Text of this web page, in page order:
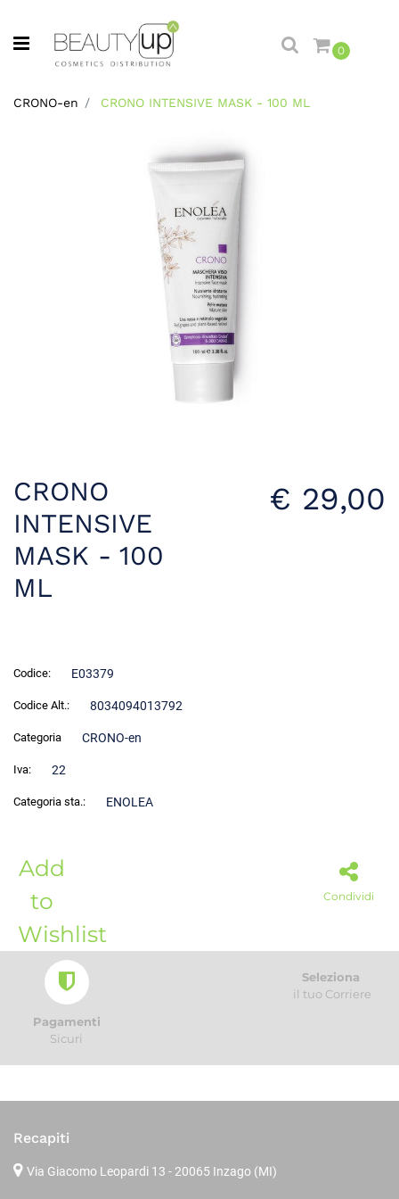
Open menu
0
CRONO-en CRONO INTENSIVE MASK - 100 ML
CRONO
INTENSIVE
MASK - 100
ML
€ 29,00
Codice: E03379
Codice Alt.: 8034094013792
Categoria CRONO-en
Iva: 22
Categoria sta.: ENOLEA
Add
to
Wishlist
Condividi
Pagamenti
Sicuri
Seleziona
il tuo Corriere
Recapiti
Via Giacomo Leopardi 13 - 20065 Inzago (MI)